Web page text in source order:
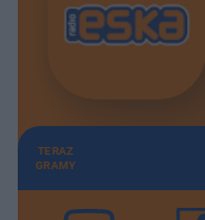
TERAZ
GRAMY